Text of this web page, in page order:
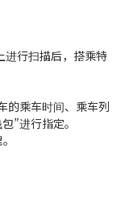
进行扫描后，搭乘特
的乘车时间、乘车列
”进行指定。